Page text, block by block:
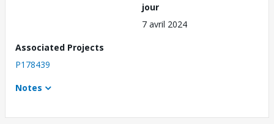
jour
7 avril 2024
Associated Projects
P178439
Notes